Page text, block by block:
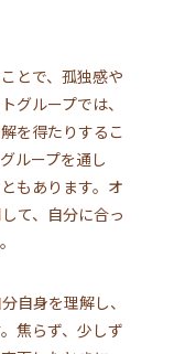
とで、孤独感や
グループでは、
を得たりするこ
ループを通し
もあります。オ
て、自分に合っ
自身を理解し、
焦らず、少しず